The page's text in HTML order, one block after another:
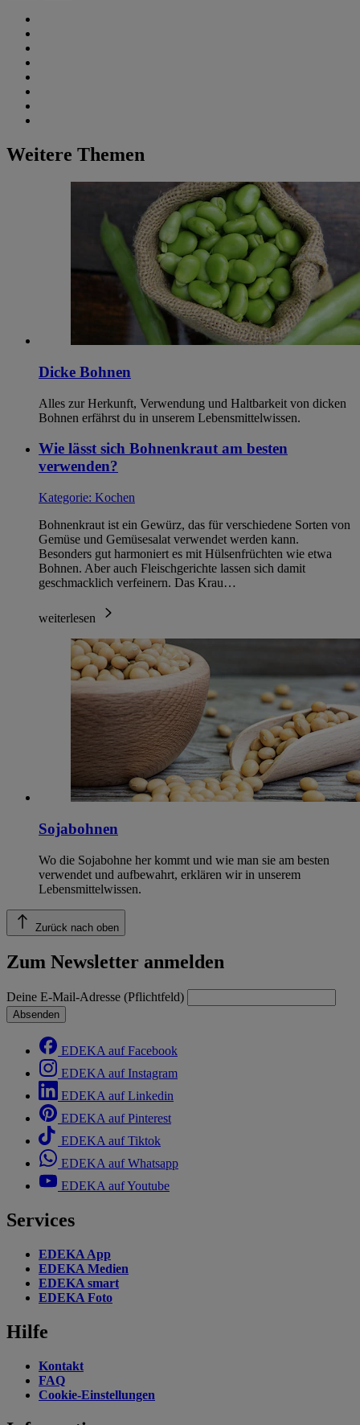
Weitere Themen
Dicke Bohnen
Alles zur Herkunft, Verwendung und Haltbarkeit von dicken
Bohnen erfährst du in unserem Lebensmittelwissen.
Wie lässt sich Bohnenkraut am besten
verwenden?
Kategorie: Kochen
Bohnenkraut ist ein Gewürz, das für verschiedene Sorten von
Gemüse und Gemüsesalat verwendet werden kann.
Besonders gut harmoniert es mit Hülsenfrüchten wie etwa
Bohnen. Aber auch Fleischgerichte lassen sich damit
geschmacklich verfeinern. Das Krau…
weiterlesen
Sojabohnen
Wo die Sojabohne her kommt und wie man sie am besten
verwendet und aufbewahrt, erklären wir in unserem
Lebensmittelwissen.
Zurück nach oben
Zum Newsletter anmelden
Deine E-Mail-Adresse (Pflichtfeld)
Absenden
EDEKA auf Facebook
EDEKA auf Instagram
EDEKA auf Linkedin
EDEKA auf Pinterest
EDEKA auf Tiktok
EDEKA auf Whatsapp
EDEKA auf Youtube
Services
EDEKA App
EDEKA Medien
EDEKA smart
EDEKA Foto
Hilfe
Kontakt
FAQ
Cookie-Einstellungen